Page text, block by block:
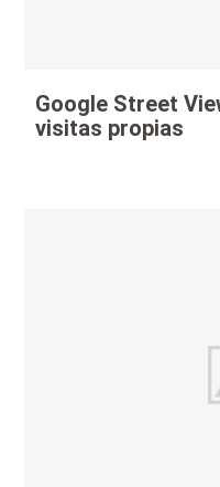
Google Street
visitas propias